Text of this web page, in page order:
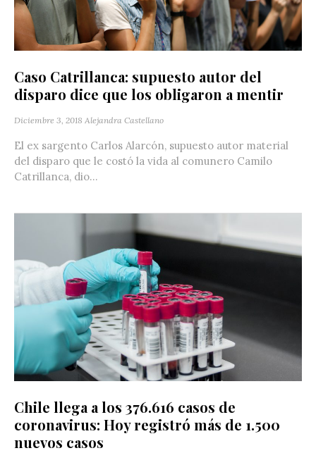
Caso Catrillanca: supuesto autor del
disparo dice que los obligaron a mentir
Diciembre 3, 2018 Alejandra Castellano
El ex sargento Carlos Alarcón, supuesto autor material
del disparo que le costó la vida al comunero Camilo
Catrillanca, dio...
Chile llega a los 376.616 casos de
coronavirus: Hoy registró más de 1.500
nuevos casos